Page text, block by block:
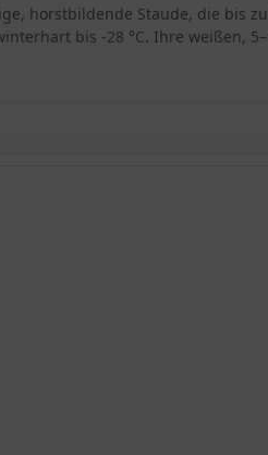
horstbildende Staude, die bis
bis -28 °C. Ihre weißen,